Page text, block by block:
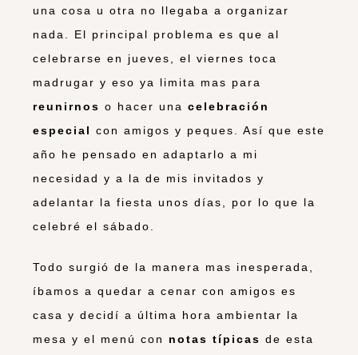
una cosa u otra no llegaba a organizar
nada. El principal problema es que al
celebrarse en jueves, el viernes toca
madrugar y eso ya limita mas para
reunirnos o hacer una celebración
especial con amigos y peques. Así que este
año he pensado en adaptarlo a mi
necesidad y a la de mis invitados y
adelantar la fiesta unos días, por lo que la
celebré el sábado.
Todo surgió de la manera mas inesperada,
íbamos a quedar a cenar con amigos es
casa y decidí a última hora ambientar la
mesa y el menú con notas típicas de esta